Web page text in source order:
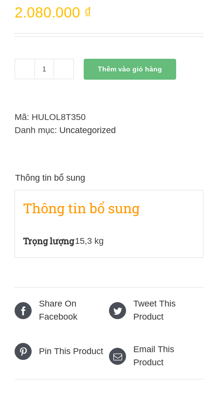
2.080.000 ₫
Xi
Lực
8
Kết
Nối
Liền
350mm
lượng
Thêm vào giỏ hàng
Mã: HULOL8T350
Danh mục: Uncategorized
Thông tin bổ sung
Thông tin bổ sung
Trọng lượng15,3 kg
Share On
Facebook
Tweet This
Product
Pin This Product
Email This
Product